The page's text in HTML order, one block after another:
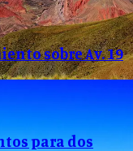
sobre Av. 19
para dos